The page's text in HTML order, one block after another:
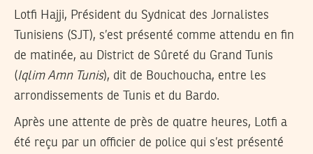
Lotfi Hajji, Président du Sydnicat des Jornalistes
Tunisiens (SJT), s’est présenté comme attendu en fin
de matinée, au District de Sûreté du Grand Tunis
(Iqlim Amn Tunis), dit de Bouchoucha, entre les
arrondissements de Tunis et du Bardo.
Après une attente de près de quatre heures, Lotfi a
été reçu par un officier de police qui s’est présenté